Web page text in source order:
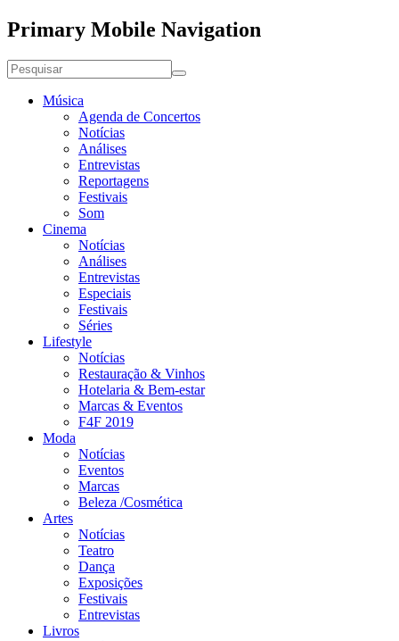
Primary Mobile Navigation
Música
Agenda de Concertos
Notícias
Análises
Entrevistas
Reportagens
Festivais
Som
Cinema
Notícias
Análises
Entrevistas
Especiais
Festivais
Séries
Lifestyle
Notícias
Restauração & Vinhos
Hotelaria & Bem-estar
Marcas & Eventos
F4F 2019
Moda
Notícias
Eventos
Marcas
Beleza /Cosmética
Artes
Notícias
Teatro
Dança
Exposições
Festivais
Entrevistas
Livros